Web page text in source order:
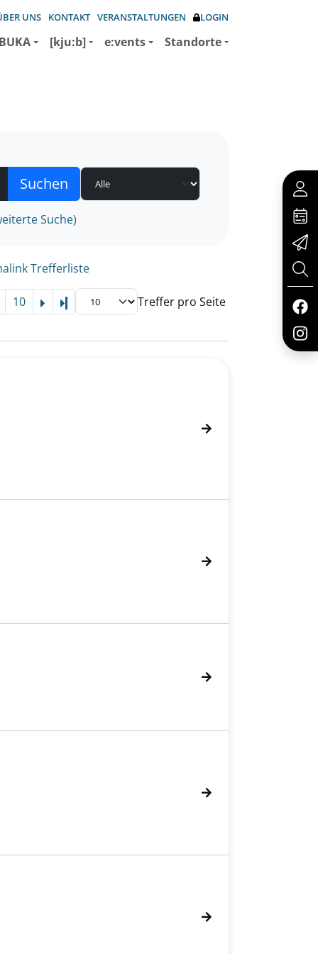
UNS KONTAKT VERANSTALTUNGEN LOGIN
[kju:b] e:vents Standorte
Suche)
Trefferliste
10 Letzte Seite Treffer pro Seite